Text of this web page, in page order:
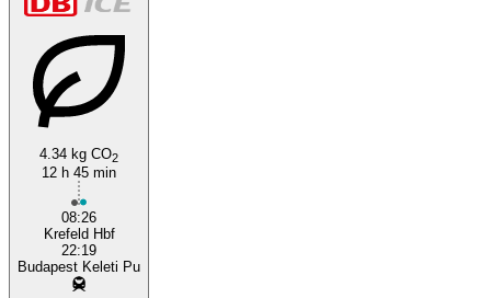
4.34 kg CO2
12 h 45 min
08:26
Krefeld Hbf
22:19
Budapest Keleti Pu